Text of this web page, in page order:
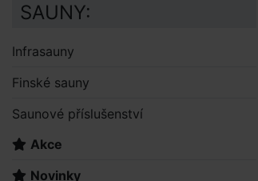
SAUNY:
Infrasauny
Finské sauny
Saunové příslušenství
Akce
Novinky